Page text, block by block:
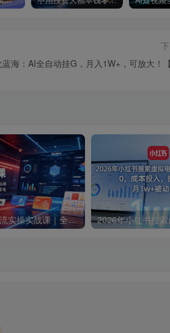
海：AI全自动挂G，月入1W+，可放大！
千川全域投流实操实战课｜全域流量底层逻辑、ROI优化控消耗、品牌推广、新号起量、商品卡&乘方全流程落地